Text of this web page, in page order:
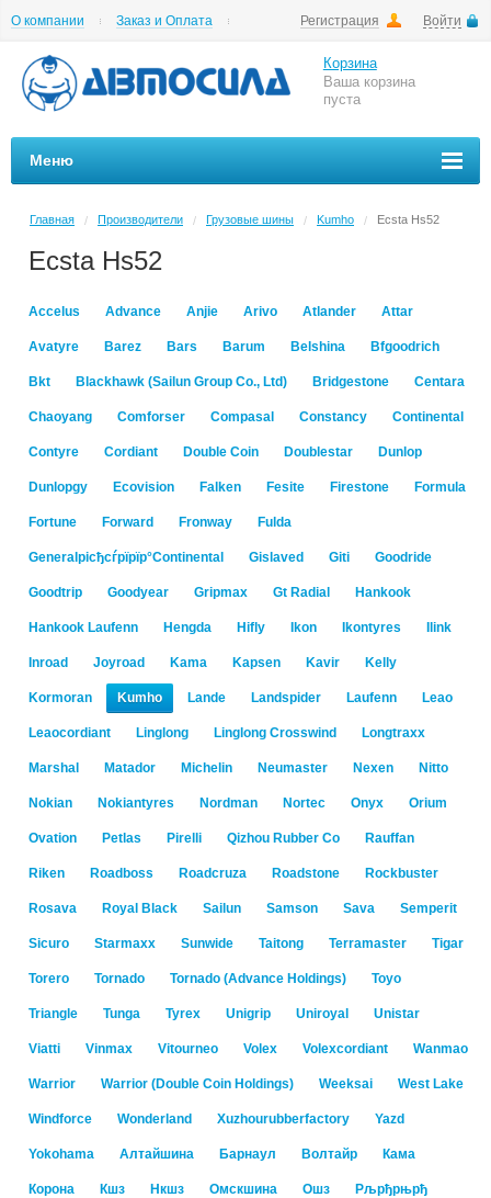
Регистрация Войти
О компании
Заказ и Оплата
Корзина
Ваша корзина
пуста
Меню
Главная / Производители / Грузовые шины / Kumho / Ecsta Hs52
Ecsta Hs52
Accelus Advance Anjie Arivo Atlander Attar
Avatyre Barez Bars Barum Belshina Bfgoodrich
Bkt Blackhawk (Sailun Group Co., Ltd) Bridgestone Centara
Chaoyang Comforser Compasal Constancy Continental
Contyre Cordiant Double Coin Doublestar Dunlop
Dunlopgy Ecovision Falken Fesite Firestone Formula
Fortune Forward Fronway Fulda
Generalрісђсѓрїрїр°Continental Gislaved Giti Goodride
Goodtrip Goodyear Gripmax Gt Radial Hankook
Hankook Laufenn Hengda Hifly Ikon Ikontyres Ilink
Inroad Joyroad Kama Kapsen Kavir Kelly
Kormoran Kumho Lande Landspider Laufenn Leao
Leaocordiant Linglong Linglong Crosswind Longtraxx
Marshal Matador Michelin Neumaster Nexen Nitto
Nokian Nokiantyres Nordman Nortec Onyx Orium
Ovation Petlas Pirelli Qizhou Rubber Co Rauffan
Riken Roadboss Roadcruza Roadstone Rockbuster
Rosava Royal Black Sailun Samson Sava Semperit
Sicuro Starmaxx Sunwide Taitong Terramaster Tigar
Torero Tornado Tornado (Advance Holdings) Toyo
Triangle Tunga Tyrex Unigrip Uniroyal Unistar
Viatti Vinmax Vitourneo Volex Volexcordiant Wanmao
Warrior Warrior (Double Coin Holdings) Weeksai West Lake
Windforce Wonderland Xuzhourubberfactory Yazd
Yokohama Алтайшина Барнаул Волтайр Кама
Корона Кшз Нкшз Омскшина Ошз Рљрђрњрђ